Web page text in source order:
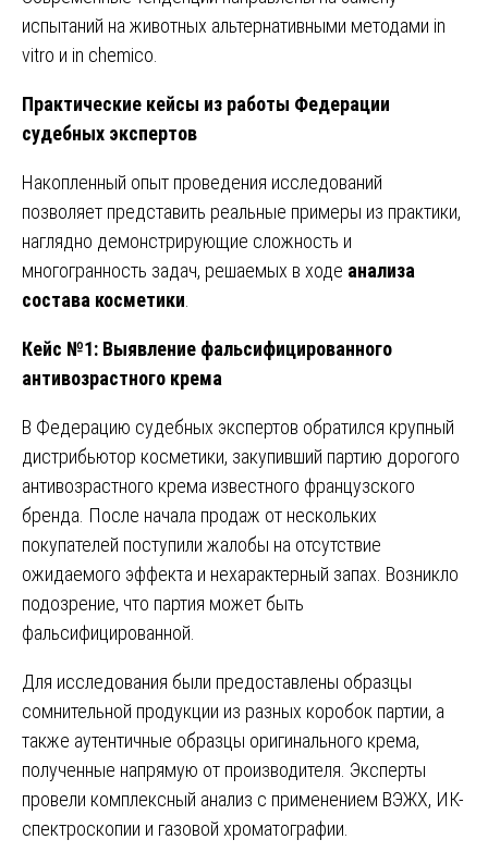
испытаний на животных альтернативными методами in
vitro и in chemico.
Практические кейсы из работы Федерации
судебных экспертов
Накопленный опыт проведения исследований
позволяет представить реальные примеры из практики,
наглядно демонстрирующие сложность и
многогранность задач, решаемых в ходе анализа
состава косметики
Кейс №1: Выявление фальсифицированного
антивозрастного крема
В Федерацию судебных экспертов обратился крупный
дистрибьютор косметики, закупивший партию дорогого
антивозрастного крема известного французского
бренда. После начала продаж от нескольких
покупателей поступили жалобы на отсутствие
ожидаемого эффекта и нехарактерный запах. Возникло
подозрение, что партия может быть
фальсифицированной.
Для исследования были предоставлены образцы
сомнительной продукции из разных коробок партии, а
также аутентичные образцы оригинального крема,
полученные напрямую от производителя. Эксперты
провели комплексный анализ с применением ВЭЖХ, ИК-
спектроскопии и газовой хроматографии.